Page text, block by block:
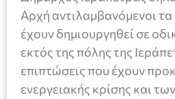
Αρχή αντιλαμβανόμενοι
έχουν δημιουργηθεί σε
εκτός της πόλης της
επιπτώσεις που έχουν
ενεργειακής κρίσης και